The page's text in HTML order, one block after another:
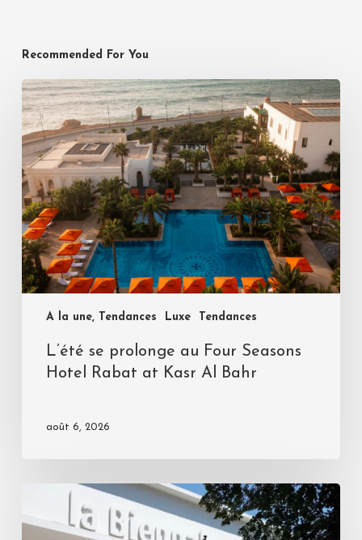
Recommended For You
A la une, Tendances Luxe Tendances
L’été se prolonge au Four Seasons
Hotel Rabat at Kasr Al Bahr
août 6, 2026